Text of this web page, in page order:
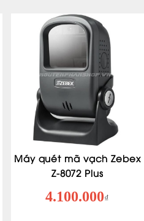
Máy quét mã vạch Zebex
Z-8072 Plus
4.100.000₫